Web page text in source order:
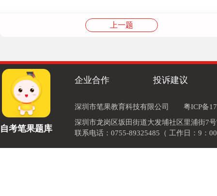
上一题
自考笔果题库
企业合作 投诉建议
深圳市笔果教育科技有限公司
粤ICP备
深圳市龙岗区坂田街道大发埔社区里浦街7
联系电话：0755-89325485（ 工作日：9：